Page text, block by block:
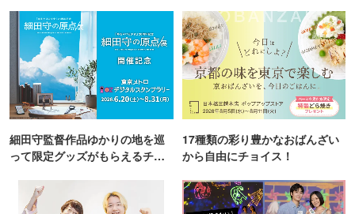
細田守監督作品ゆかりの地を巡
って限定グッズがもらえるチャ
17種類の彩り豊かなおばんざい
から自由にチョイス！